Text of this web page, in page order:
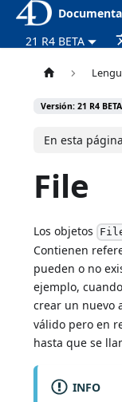
21 R4 BETA
Versión: 21 R4 BETA
En esta página
File
Los objetos
Contienen
pueden o no
ejemplo,
crear un nuevo
válido pero en
hasta que se
INFO